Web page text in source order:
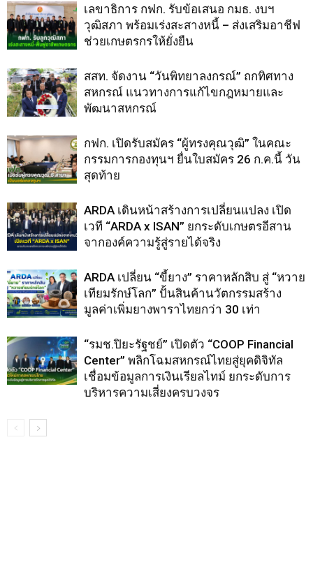
เลขาธิการ กฟก. รับข้อเสนอ กมธ. งบฯ
วุฒิสภา พร้อมเร่งสะสางหนี้ – ส่งเสริมอาชีฟ
ช่วยเกษตรกรให้ยั่งยืน
สสท. จัดงาน “วันพิทยาลงกรณ์” ถกทิศทาง
สหกรณ์ แนวทางการแก้ไขกฎหมายและ
พัฒนาสหกรณ์
กฟก. เปิดรับสมัคร “ผู้ทรงคุณวุฒิ” ในคณะ
กรรมการกองทุนฯ ยื่นใบสมัคร 26 ก.ค.นี้ วัน
สุดท้าย
ARDA เดินหน้าสร้างการเปลี่ยนแปลง เปิด
เวที “ARDA x ISAN” ยกระดับเกษตรอีสาน
จากองค์ความรู้สู่รายได้จริง
ARDA เปลี่ยน “ขี้ยาง” ราคาหลักสิบ สู่ “หวาย
เทียมรักษ์โลก” ปั้นสินค้านวัตกรรมสร้าง
มูลค่าเพิ่มยางพาราไทยกว่า 30 เท่า
“รมช.ปิยะรัฐชย์” เปิดตัว “COOP Financial
Center” พลิกโฉมสหกรณ์ไทยสู่ยุคดิจิทัล
เชื่อมข้อมูลการเงินเรียลไทม์ ยกระดับการ
บริหารความเสี่ยงครบวงจร